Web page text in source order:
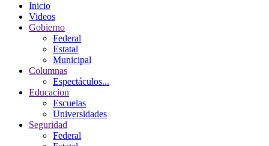
Inicio
Videos
Gobierno
Federal
Estatal
Municipal
Columnas
Espectáculos...
Educacion
Escuelas
Universidades
Seguridad
Federal